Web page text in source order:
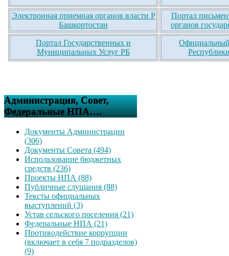
Электронная приемная органов власти Р
Башкортостан
Портал
органов
Портал Государственных и
Муниципальных Услуг РБ
Официальный
Администрация, Совет,
Федеральные НПА….
Документы Администрации
(306)
Документы Совета (494)
Использование бюджетных
средств (236)
Проекты НПА (88)
Публичные слушания (88)
Тексты официальных
выступлений (3)
Устав сельского поселения (21)
Федеральные НПА (21)
Противодействие коррупции
(включает в себя 7 подразделов)
(9)